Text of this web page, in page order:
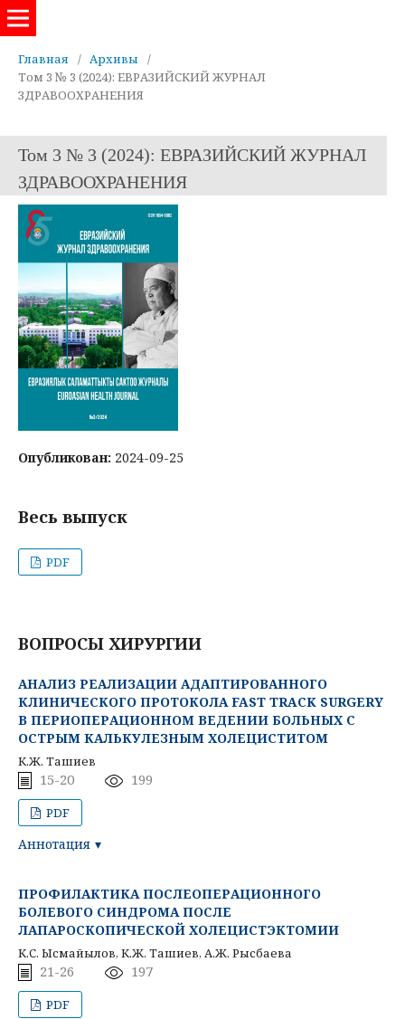
Главная / Архивы
/
Том 3 № 3 (2024): ЕВРАЗИЙСКИЙ ЖУРНАЛ
ЗДРАВООХРАНЕНИЯ
Том 3 № 3 (2024): ЕВРАЗИЙСКИЙ ЖУРНАЛ
ЗДРАВООХРАНЕНИЯ
Опубликован: 2024-09-25
Весь выпуск
PDF
ВОПРОСЫ ХИРУРГИИ
АНАЛИЗ РЕАЛИЗАЦИИ АДАПТИРОВАННОГО
КЛИНИЧЕСКОГО ПРОТОКОЛА FAST TRACK SURGERY
В ПЕРИОПЕРАЦИОННОМ ВЕДЕНИИ БОЛЬНЫХ С
ОСТРЫМ КАЛЬКУЛЕЗНЫМ ХОЛЕЦИСТИТОМ
К.Ж. Ташиев
15-20 199
PDF
Аннотация
ПРОФИЛАКТИКА ПОСЛЕОПЕРАЦИОННОГО
БОЛЕВОГО СИНДРОМА ПОСЛЕ
ЛАПАРОСКОПИЧЕСКОЙ ХОЛЕЦИСТЭКТОМИИ
К.С. Ысмайылов, К.Ж. Ташиев, А.Ж. Рысбаева
21-26 197
PDF